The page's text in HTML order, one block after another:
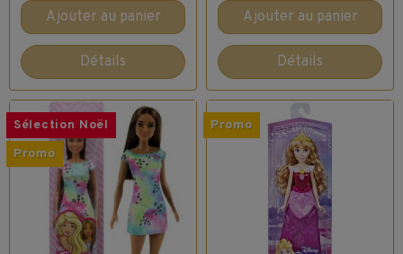
Ajouter au panier
Détails
Ajouter au panier
Détails
Sélection Noël
Promo
Promo